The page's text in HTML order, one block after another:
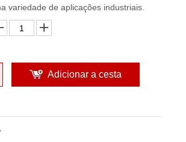
variedade de aplicações industriais.
Adicionar a cesta